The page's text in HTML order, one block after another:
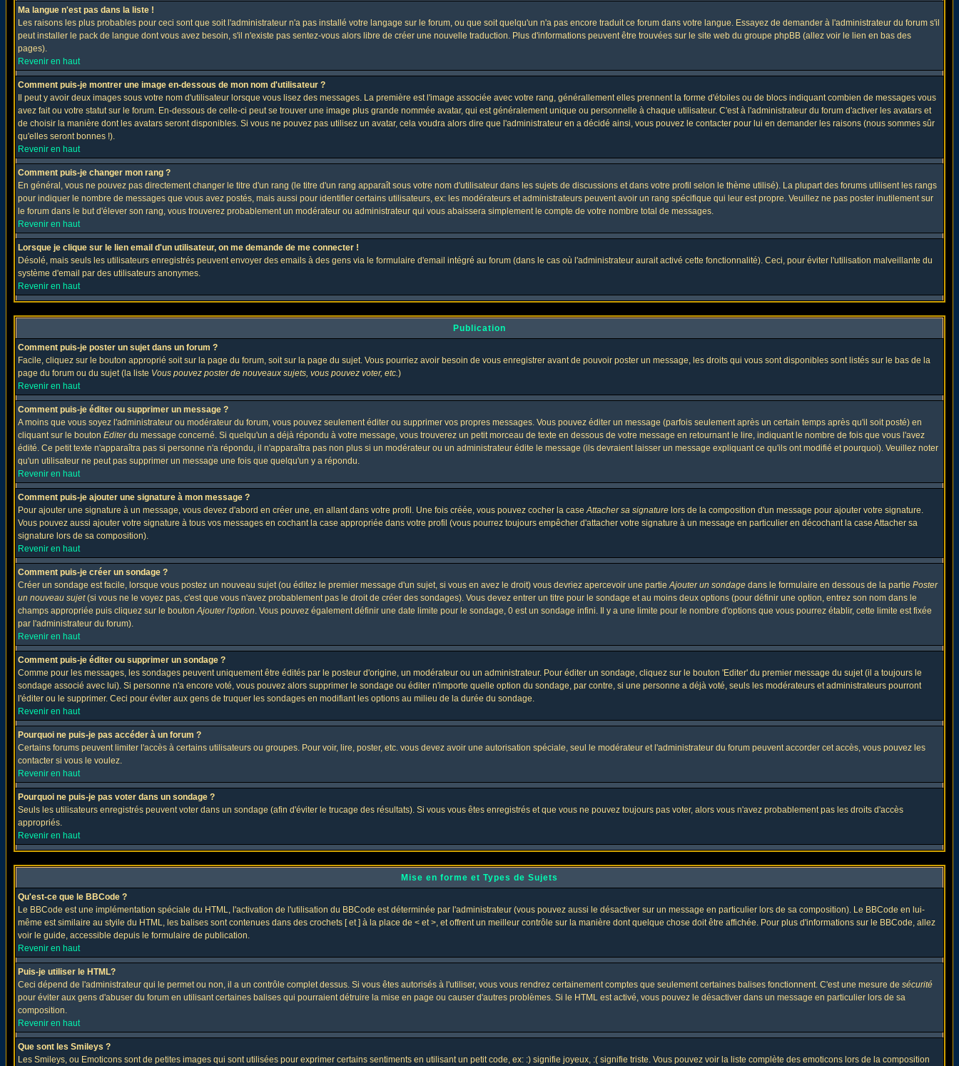
Ma langue n'est pas dans la liste !
Les raisons les plus probables pour ceci sont que soit l'administrateur n'a pas installé votre langage sur le forum, ou que soit quelqu'un n'a pas encore traduit ce forum dans votre langue. Essayez de demander à l'administrateur du forum s'il
peut installer le pack de langue dont vous avez besoin, s'il n'existe pas sentez-vous alors libre de créer une nouvelle traduction. Plus d'informations peuvent être trouvées sur le site web du groupe phpBB (allez voir le lien en bas des
pages).
Revenir en haut
Comment puis-je montrer une image en-dessous de mon nom d'utilisateur ?
Il peut y avoir deux images sous votre nom d'utilisateur lorsque vous lisez des messages. La première est l'image associée avec votre rang, générallement elles prennent la forme d'étoiles ou de blocs indiquant combien de messages vous
avez fait ou votre statut sur le forum. En-dessous de celle-ci peut se trouver une image plus grande nommée avatar, qui est généralement unique ou personnelle à chaque utilisateur. C'est à l'administrateur du forum d'activer les avatars et
de choisir la manière dont les avatars seront disponibles. Si vous ne pouvez pas utilisez un avatar, cela voudra alors dire que l'administrateur en a décidé ainsi, vous pouvez le contacter pour lui en demander les raisons (nous sommes sûr
qu'elles seront bonnes !).
Revenir en haut
Comment puis-je changer mon rang ?
En général, vous ne pouvez pas directement changer le titre d'un rang (le titre d'un rang apparaît sous votre nom d'utilisateur dans les sujets de discussions et dans votre profil selon le thème utilisé). La plupart des forums utilisent les rangs
pour indiquer le nombre de messages que vous avez postés, mais aussi pour identifier certains utilisateurs, ex: les modérateurs et administrateurs peuvent avoir un rang spécifique qui leur est propre. Veuillez ne pas poster inutilement sur
le forum dans le but d'élever son rang, vous trouverez probablement un modérateur ou administrateur qui vous abaissera simplement le compte de votre nombre total de messages.
Revenir en haut
Lorsque je clique sur le lien email d'un utilisateur, on me demande de me connecter !
Désolé, mais seuls les utilisateurs enregistrés peuvent envoyer des emails à des gens via le formulaire d'email intégré au forum (dans le cas où l'administrateur aurait activé cette fonctionnalité). Ceci, pour éviter l'utilisation malveillante du
système d'email par des utilisateurs anonymes.
Revenir en haut
Publication
Comment puis-je poster un sujet dans un forum ?
Facile, cliquez sur le bouton approprié soit sur la page du forum, soit sur la page du sujet. Vous pourriez avoir besoin de vous enregistrer avant de pouvoir poster un message, les droits qui vous sont disponibles sont listés sur le bas de la
page du forum ou du sujet (la liste Vous pouvez poster de nouveaux sujets, vous pouvez voter, etc.)
Revenir en haut
Comment puis-je éditer ou supprimer un message ?
A moins que vous soyez l'administrateur ou modérateur du forum, vous pouvez seulement éditer ou supprimer vos propres messages. Vous pouvez éditer un message (parfois seulement après un certain temps après qu'il soit posté) en
cliquant sur le bouton Editerdu message concerné. Si quelqu'un a déjà répondu à votre message, vous trouverez un petit morceau de texte en dessous de votre message en retournant le lire, indiquant le nombre de fois que vous l'avez
édité. Ce petit texte n'apparaîtra pas si personne n'a répondu, il n'apparaîtra pas non plus si un modérateur ou un administrateur édite le message (ils devraient laisser un message expliquant ce qu'ils ont modifié et pourquoi). Veuillez noter
qu'un utilisateur ne peut pas supprimer un message une fois que quelqu'un y a répondu.
Revenir en haut
Comment puis-je ajouter une signature à mon message ?
Pour ajouter une signature à un message, vous devez d'abord en créer une, en allant dans votre profil. Une fois créée, vous pouvez cocher la caseAttacher sa signature lors de la composition d'un message pour ajouter votre signature.
Vous pouvez aussi ajouter votre signature à tous vos messages en cochant la case appropriée dans votre profil (vous pourrez toujours empêcher d'attacher votre signature à un message en particulier en décochant la case Attacher sa
signature lors de sa composition).
Revenir en haut
Comment puis-je créer un sondage ?
Créer un sondage est facile, lorsque vous postez un nouveau sujet (ou éditez le premier message d'un sujet, si vous en avez le droit) vous devriez apercevoir une partieAjouter un sondage dans le formulaire en dessous de la partie Poster
un nouveau sujet(si vous ne le voyez pas, c'est que vous n'avez probablement pas le droit de créer des sondages). Vous devez entrer un titre pour le sondage et au moins deux options (pour définir une option, entrez son nom dans le
champs appropriée puis cliquez sur le boutonAjouter l'option. Vous pouvez également définir une date limite pour le sondage, 0 est un sondage infini. Il y a une limite pour le nombre d'options que vous pourrez établir, cette limite est fixée
par l'administrateur du forum).
Revenir en haut
Comment puis-je éditer ou supprimer un sondage ?
Comme pour les messages, les sondages peuvent uniquement être édités par le posteur d'origine, un modérateur ou un administrateur. Pour éditer un sondage, cliquez sur le bouton 'Editer' du premier message du sujet (il a toujours le
sondage associé avec lui). Si personne n'a encore voté, vous pouvez alors supprimer le sondage ou éditer n'importe quelle option du sondage, par contre, si une personne a déjà voté, seuls les modérateurs et administrateurs pourront
l'éditer ou le supprimer. Ceci pour éviter aux gens de truquer les sondages en modifiant les options au milieu de la durée du sondage.
Revenir en haut
Pourquoi ne puis-je pas accéder à un forum ?
Certains forums peuvent limiter l'accès à certains utilisateurs ou groupes. Pour voir, lire, poster, etc. vous devez avoir une autorisation spéciale, seul le modérateur et l'administrateur du forum peuvent accorder cet accès, vous pouvez les
contacter si vous le voulez.
Revenir en haut
Pourquoi ne puis-je pas voter dans un sondage ?
Seuls les utilisateurs enregistrés peuvent voter dans un sondage (afin d'éviter le trucage des résultats). Si vous vous êtes enregistrés et que vous ne pouvez toujours pas voter, alors vous n'avez probablement pas les droits d'accès
appropriés.
Revenir en haut
Mise en forme et Types de Sujets
Qu'est-ce que le BBCode ?
Le BBCode est une implémentation spéciale du HTML, l'activation de l'utilisation du BBCode est déterminée par l'administrateur (vous pouvez aussi le désactiver sur un message en particulier lors de sa composition). Le BBCode en lui-
même est similaire au styile du HTML, les balises sont contenues dans des crochets [ et ] à la place de < et >, et offrent un meilleur contrôle sur la manière dont quelque chose doit être affichée. Pour plus d'informations sur le BBCode, allez
voir le guide, accessible depuis le formulaire de publication.
Revenir en haut
Puis-je utiliser le HTML?
Ceci dépend de l'administrateur qui le permet ou non, il a un contrôle complet dessus. Si vous êtes autorisés à l'utiliser, vous vous rendrez certainement comptes que seulement certaines balises fonctionnent. C'est une mesure de sécurité
pour éviter aux gens d'abuser du forum en utilisant certaines balises qui pourraient détruire la mise en page ou causer d'autres problèmes. Si le HTML est activé, vous pouvez le désactiver dans un message en particulier lors de sa
composition.
Revenir en haut
Que sont les Smileys ?
Les Smileys, ou Emoticons sont de petites images qui sont utilisées pour exprimer certains sentiments en utilisant un petit code, ex: :) signifie joyeux, :( signifie triste. Vous pouvez voir la liste complète des emoticons lors de la composition